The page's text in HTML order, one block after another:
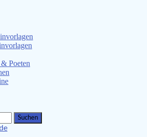
Poeten